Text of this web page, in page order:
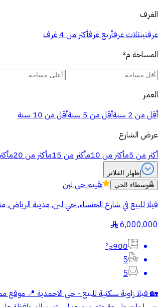
الغرف
غرفتينثلاث غرفأربع غرفأكثر من 4 غرف
المساحة م²
العمر
أقل من 2 سنة
أقل من 5 سنة
أقل من 10 سنة
عرض الشارع
أكثر من 5م
أكثر من 10م أكثر من 15م أكثر من 20م
إظهار الفلاتر
وسطاء الحي
تقييمحي لبن
فيلا للبيع في شارع الخنساء, حي لبن, مدينة الرياض,
6,000,000
§
900م²
5
5